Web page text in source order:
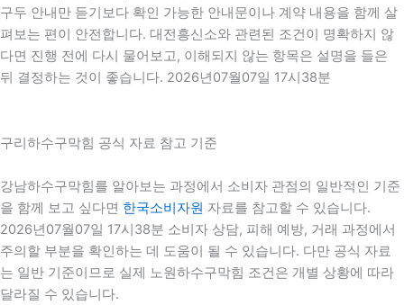
구두 안내만 듣기보다 확인 가능한 안내문이나 계약 내용을 함께 살
펴보는 편이 안전합니다. 대전흥신소와 관련된 조건이 명확하지 않
다면 진행 전에 다시 물어보고, 이해되지 않는 항목은 설명을 들은
뒤 결정하는 것이 좋습니다. 2026년07월07일 17시38분
구리하수구막힘 공식 자료 참고 기준
강남하수구막힘를 알아보는 과정에서 소비자 관점의 일반적인 기준
을 함께 보고 싶다면 한국소비자원 자료를 참고할 수 있습니다.
2026년07월07일 17시38분 소비자 상담, 피해 예방, 거래 과정에서
주의할 부분을 확인하는 데 도움이 될 수 있습니다. 다만 공식 자료
는 일반 기준이므로 실제 노원하수구막힘 조건은 개별 상황에 따라
달라질 수 있습니다.